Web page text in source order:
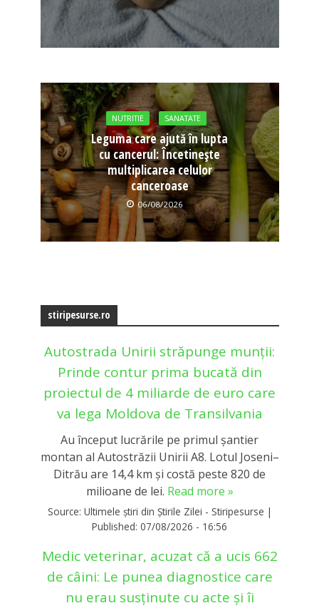
NUTRITIE SANATATE
Leguma care ajută în lupta
cu cancerul: Încetinește
multiplicarea celulor
canceroase
06/08/2026
stiripesurse.ro
Autostrada Unirii străpunge munții:
Prinde contur prima bucată din
proiectul de 4 miliarde de euro care
va lega Moldova de Transilvania
Au început lucrările pe primul șantier
montan al Autostrăzii Unirii A8. Lotul Joseni–
Ditrău are 14,4 km și costă peste 820 de
milioane de lei. Read more »
Source: Ultimele știri din Știrile Zilei - Stiripesurse |
Published: 07/08/2026 - 16:56
Medic veterinar, acuzat că a ucis 662
de câini: Le punea diagnostice care
nu erau susținute cu acte și îi